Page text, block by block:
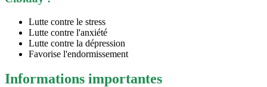
Lutte contre le stress
Lutte contre l'anxiété
Lutte contre la dépression
Favorise l'endormissement
Informations importantes